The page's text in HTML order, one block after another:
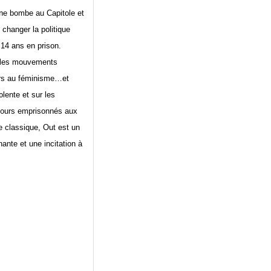
bombe au Capitole et
la politique
ans en prison.
mouvements
au féminisme…et
et sur les
emprisonnés aux
classique, Out est un
et une incitation à